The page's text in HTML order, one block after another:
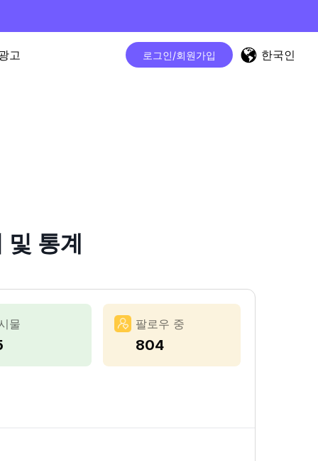
고 로그인/회원가입 한국인
통계
물 팔로우 중
804